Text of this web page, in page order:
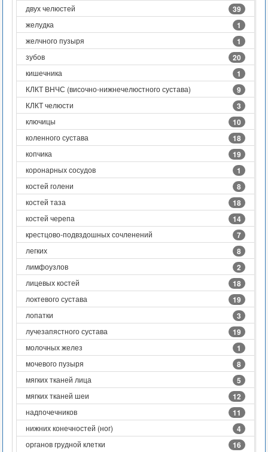
двух челюстей 39
желудка 1
желчного пузыря 1
зубов 20
кишечника 1
КЛКТ ВНЧС (височно-нижнечелюстного сустава) 9
КЛКТ челюсти 3
ключицы 10
коленного сустава 18
копчика 19
коронарных сосудов 1
костей голени 8
костей таза 18
костей черепа 14
крестцово-подвздошных сочленений 7
легких 8
лимфоузлов 2
лицевых костей 18
локтевого сустава 19
лопатки 3
лучезапястного сустава 19
молочных желез 1
мочевого пузыря 8
мягких тканей лица 5
мягких тканей шеи 12
надпочечников 11
нижних конечностей (ног) 4
органов грудной клетки 16